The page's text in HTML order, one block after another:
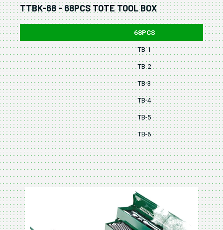
TTBK-68 - 68PCS TOTE TOOL BOX
68PCS
TB-1
TB-2
TB-3
TB-4
TB-5
TB-6